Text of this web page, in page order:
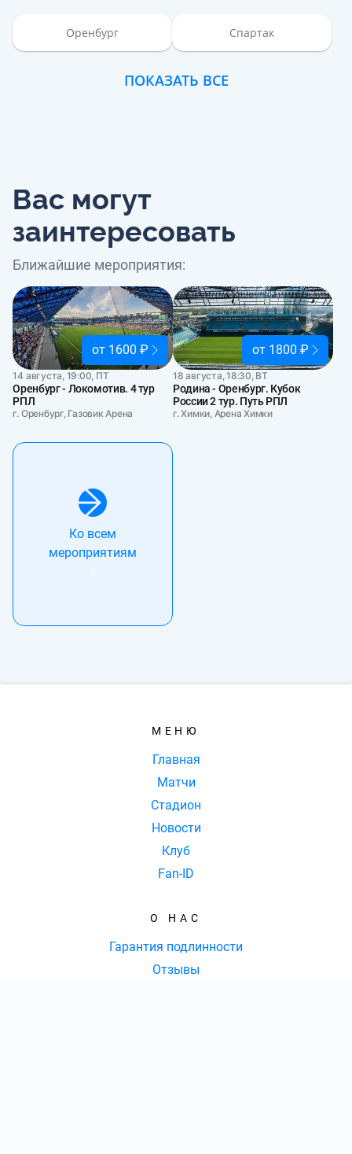
Оренбург Спартак
ПОКАЗАТЬ ВСЕ
Вас могут
заинтересовать
Ближайшие мероприятия:
от 1600 ₽
14 августа, 19:00, ПТ
Оренбург - Локомотив. 4 тур
РПЛ
г. Оренбург, Газовик Арена
от 1800 ₽
18 августа, 18:30, ВТ
Родина - Оренбург. Кубок
России 2 тур. Путь РПЛ
г. Химки, Арена Химки
Ко всем
мероприятиям
МЕНЮ
Главная
Матчи
Стадион
Новости
Клуб
Fan-ID
О НАС
Гарантия подлинности
Отзывы